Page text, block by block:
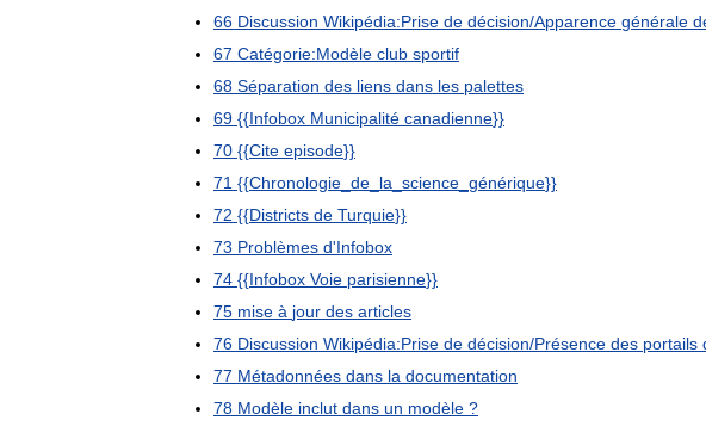
66 Discussion Wikipédia:Prise de décision/Apparence générale
67 Catégorie:Modèle club sportif
68 Séparation des liens dans les palettes
69 {{Infobox Municipalité canadienne}}
70 {{Cite episode}}
71 {{Chronologie de la science générique}}
72 {{Districts de Turquie}}
73 Problèmes d'Infobox
74 {{Infobox Voie parisienne}}
75 mise à jour des articles
76 Discussion Wikipédia:Prise de décision/Présence des portails
77 Métadonnées dans la documentation
78 Modèle inclut dans un modèle ?